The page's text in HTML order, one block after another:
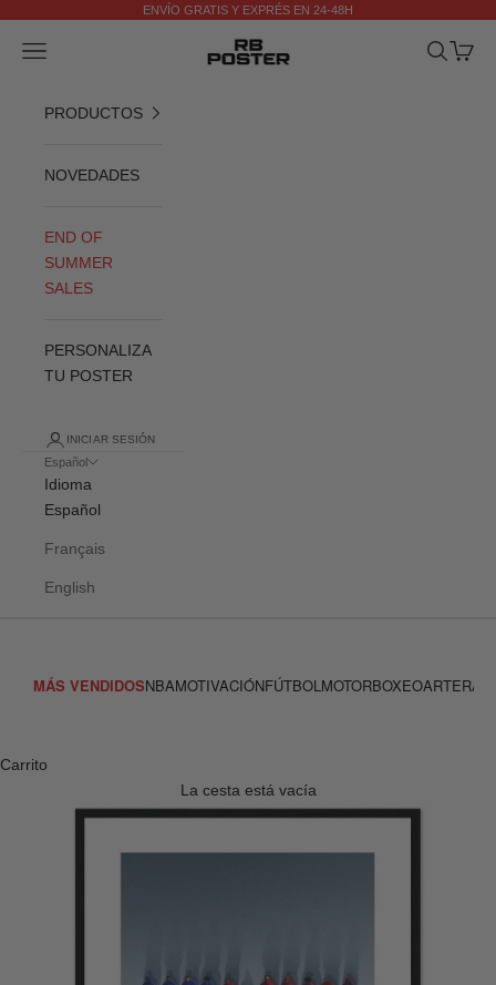
Anterior
ENVÍO GRATIS Y EXPRÉS EN 24-48H
RB POSTER
Menú Buscar
Cesta
PRODUCTOS
NOVEDADES
END OF
SUMMER
SALES
PERSONALIZA
TU POSTER
INICIAR SESIÓN
Español
Idioma
Español
Français
English
MÁS VENDIDOSNBAMOTIVACIÓNFÚTBOLMOTORBOXEOARTE
Carrito
La cesta está vacía